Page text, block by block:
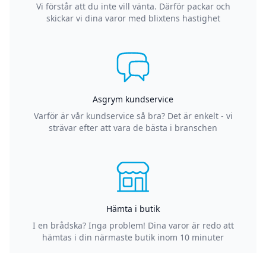
Vi förstår att du inte vill vänta. Därför packar och
skickar vi dina varor med blixtens hastighet
Asgrym kundservice
Varför är vår kundservice så bra? Det är enkelt - vi
strävar efter att vara de bästa i branschen
Hämta i butik
I en brådska? Inga problem! Dina varor är redo att
hämtas i din närmaste butik inom 10 minuter